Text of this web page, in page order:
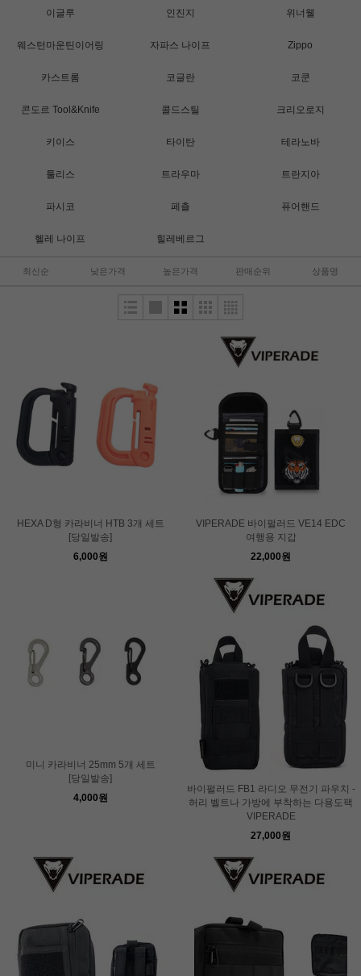
이글루 인진지 위너웰
웨스턴마운틴이어링 자파스 나이프 Zippo
카스트롬 코글란 코쿤
콘도르 Tool&Knife 콜드스틸 크리오로지
키이스 타이탄 테라노바
툴리스 트라우마 트란지아
파시코 페츨 퓨어핸드
헬레 나이프 힐레베르그
최신순 낮은가격 높은가격 판매순위 상품명
HEXA D형 카라비너 HTB 3개 세트
[당일발송]
6,000원
VIPERADE 바이펄러드 VE14 EDC
여행용 지갑
22,000원
미니 카라비너 25mm 5개 세트
[당일발송]
4,000원
바이펄러드 FB1 라디오 무전기 파우치 -
허리 벨트나 가방에 부착하는 다용도팩
VIPERADE
27,000원